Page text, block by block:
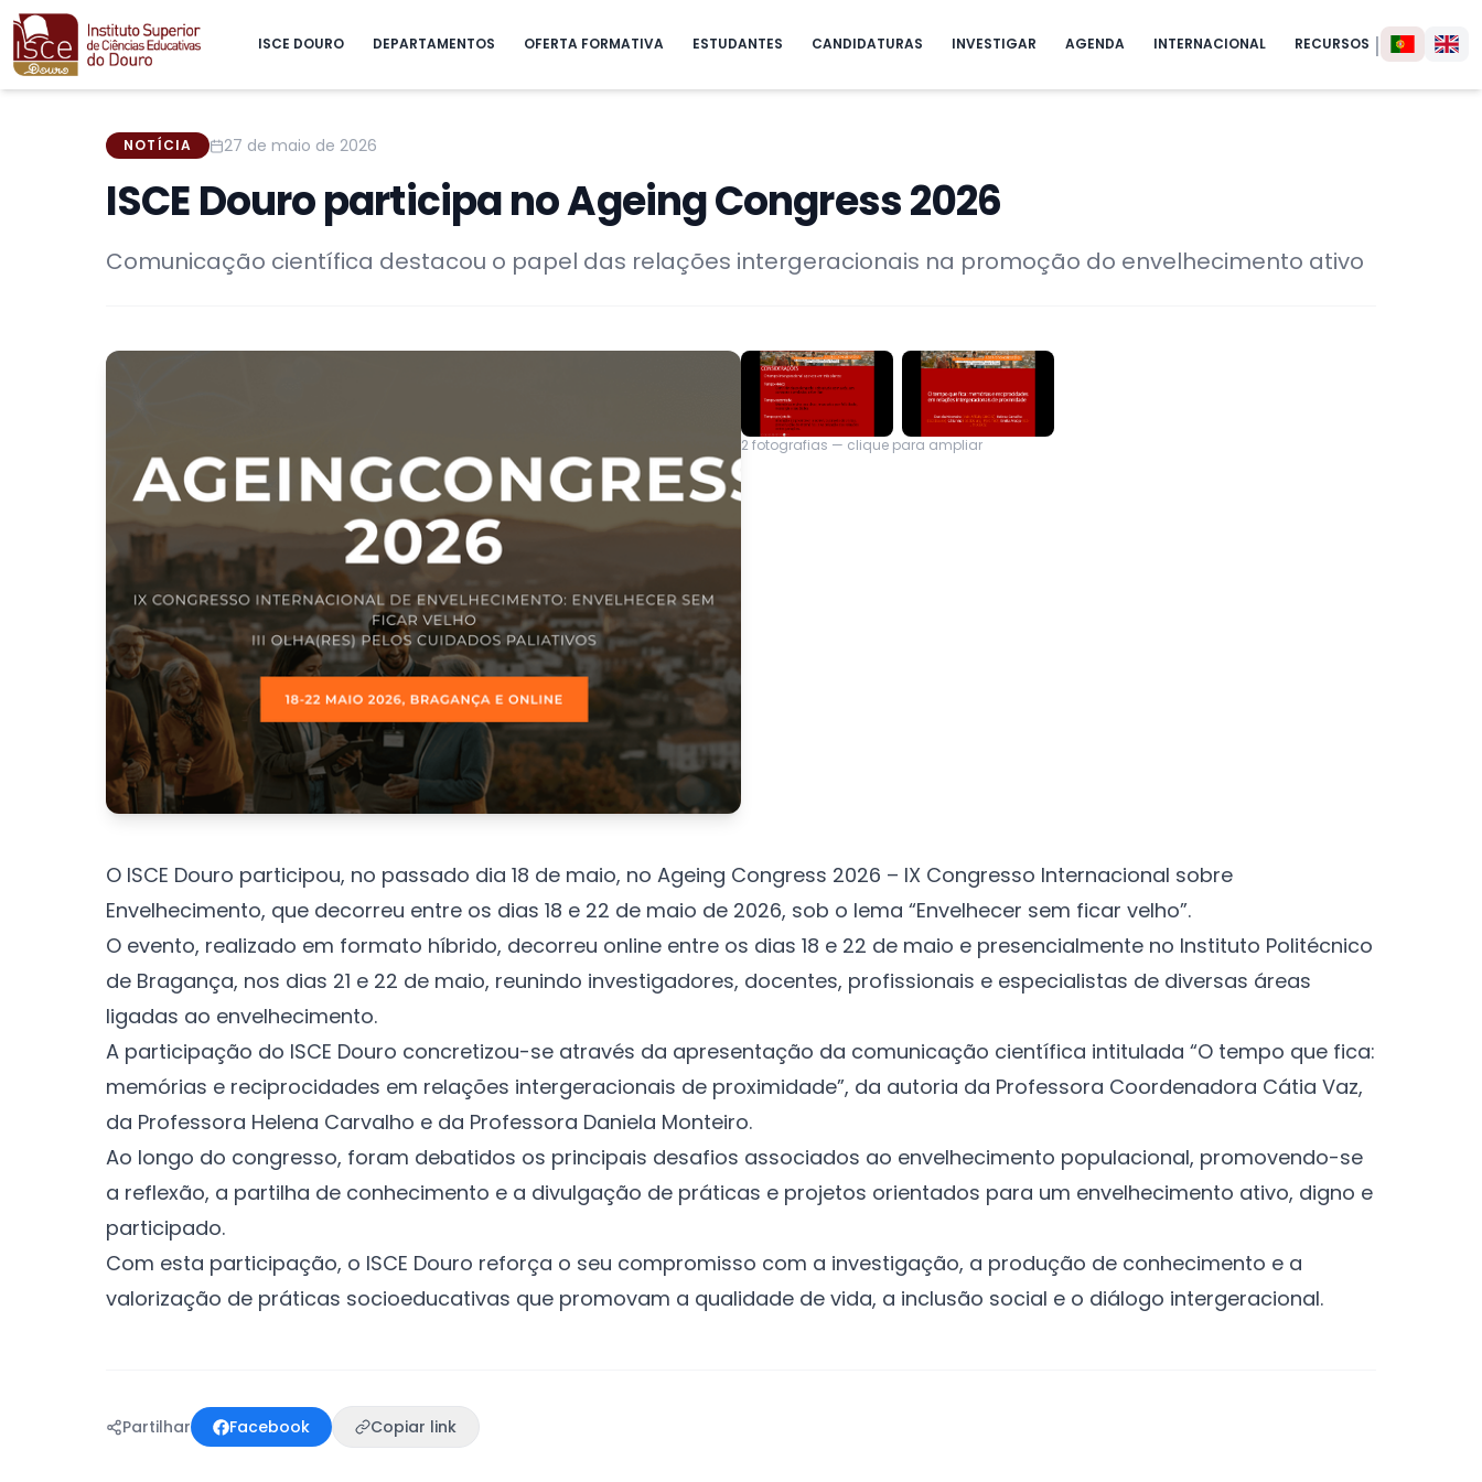
ISCE DOURO DEPARTAMENTOS OFERTA FORMATIVA ESTUDANTES CANDIDATURAS INVESTIGAR AGENDA INTERNACIONAL RECURSOS |
NOTÍCIA 27 de maio de 2026
ISCE Douro participa no Ageing Congress 2026
Comunicação científica destacou o papel das relações intergeracionais na promoção do envelhecimento ativo
2 fotografias — clique para ampliar
O ISCE Douro participou, no passado dia 18 de maio, no Ageing Congress 2026 – IX Congresso Internacional sobre
Envelhecimento, que decorreu entre os dias 18 e 22 de maio de 2026, sob o lema “Envelhecer sem ficar velho”.
O evento, realizado em formato híbrido, decorreu online entre os dias 18 e 22 de maio e presencialmente no Instituto Politécnico
de Bragança, nos dias 21 e 22 de maio, reunindo investigadores, docentes, profissionais e especialistas de diversas áreas
ligadas ao envelhecimento.
A participação do ISCE Douro concretizou-se através da apresentação da comunicação científica intitulada “O tempo que fica:
memórias e reciprocidades em relações intergeracionais de proximidade”, da autoria da Professora Coordenadora Cátia Vaz,
da Professora Helena Carvalho e da Professora Daniela Monteiro.
Ao longo do congresso, foram debatidos os principais desafios associados ao envelhecimento populacional, promovendo-se
a reflexão, a partilha de conhecimento e a divulgação de práticas e projetos orientados para um envelhecimento ativo, digno e
participado.
Com esta participação, o ISCE Douro reforça o seu compromisso com a investigação, a produção de conhecimento e a
valorização de práticas socioeducativas que promovam a qualidade de vida, a inclusão social e o diálogo intergeracional.
Partilhar Facebook Copiar link